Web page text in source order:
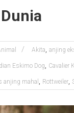
Akita, anjing
Eskimo Dog, Cavalier
anjing mahal , Rottweiler,